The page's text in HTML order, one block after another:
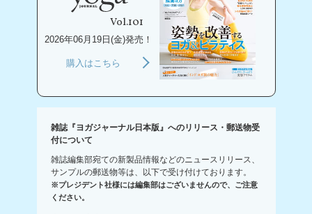
Vol.101
2026年06月19日(金)発売！
購入はこちら
雑誌『ヨガジャーナル日本版』へのリリース・郵送物受
付について
雑誌編集部宛ての新製品情報などのニュースリリース、
サンプルの郵送物等は、以下で受け付けております。
※プレジデント社様には編集部はございませんので、ご注意
ください。